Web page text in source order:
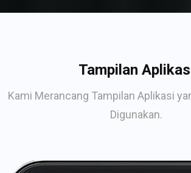
Tampilan
Kami Merancang Tampilan Aplikasi
Digunakan.